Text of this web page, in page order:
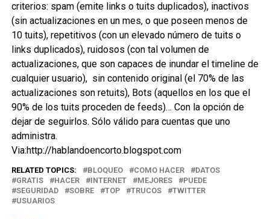
criterios: spam (emite links o tuits duplicados), inactivos
(sin actualizaciones en un mes, o que poseen menos de
10 tuits), repetitivos (con un elevado número de tuits o
links duplicados), ruidosos (con tal volumen de
actualizaciones, que son capaces de inundar el timeline de
cualquier usuario), sin contenido original (el 70% de las
actualizaciones son retuits), Bots (aquellos en los que el
90% de los tuits proceden de feeds)… Con la opción de
dejar de seguirlos. Sólo válido para cuentas que uno
administra.
Via:http://hablandoencorto.blogspot.com
RELATED TOPICS: BLOQUEO COMO HACER
DATOS
GRATIS
HACER INTERNET MEJORES
PUEDE
SEGURIDAD
SOBRE TOP TRUCOS
TWITTER
USUARIOS